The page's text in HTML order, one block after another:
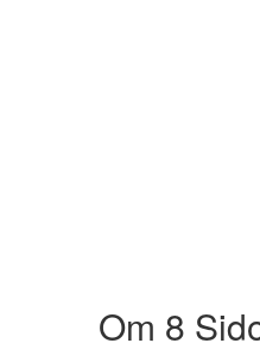
Om 8